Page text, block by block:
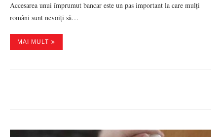
Accesarea unui împrumut bancar este un pas important la care mulți
români sunt nevoiți să…
MAI MULT